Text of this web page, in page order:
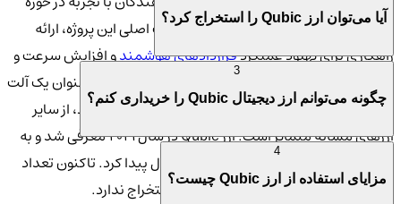
بلاکچین و ارزهای دیجیتال ایجاد شد. هدف اصلی این پروژه، ارائه
راهکاری برای بهبود عملکردقراردادهای هوشمندو افزایش سرعت و
کارایی تراکنش‌های بلاکچینی است. این ارز دیجیتال به عنوان یک آلت
کوین شناخته می‌شود و با توجه به هدف‌های نوآورانه خود، از سایر
ارزهای مشابه متمایز است. ارز Qubic در سال ۲۰۲۱ معرفی شد و به
سرعت جایگاه خود را در بازار ارزهای دیجیتال پیدا کرد. تاکنون تعداد
محدودی از این ارز تولید شده و قابلیت استخراج ندارد.
آیا می‌توان ارز Qubic را استخراج کرد؟
چگونه می‌توانم ارز دیجیتال Qubic را خریداری کنم؟
مزایای استفاده از ارز Qubic چیست؟